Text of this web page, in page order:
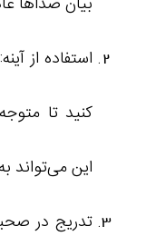
استفاده از
کنید تا
این می‌تواند
تدریج در